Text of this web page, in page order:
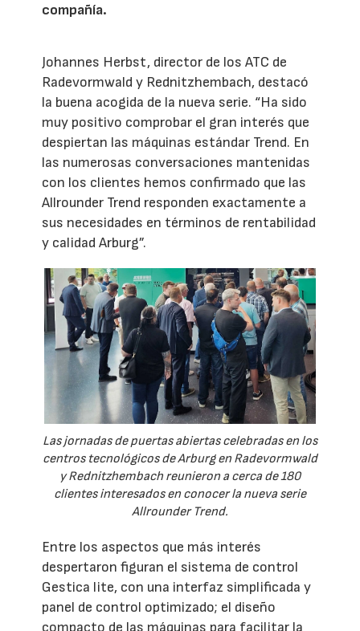
compañía.
Johannes Herbst, director de los ATC de
Radevormwald y Rednitzhembach, destacó
la buena acogida de la nueva serie. “Ha sido
muy positivo comprobar el gran interés que
despiertan las máquinas estándar Trend. En
las numerosas conversaciones mantenidas
con los clientes hemos confirmado que las
Allrounder Trend responden exactamente a
sus necesidades en términos de rentabilidad
y calidad Arburg”.
Las jornadas de puertas abiertas celebradas en los
centros tecnológicos de Arburg en Radevormwald
y Rednitzhembach reunieron a cerca de 180
clientes interesados en conocer la nueva serie
Allrounder Trend.
Entre los aspectos que más interés
despertaron figuran el sistema de control
Gestica lite, con una interfaz simplificada y
panel de control optimizado; el diseño
compacto de las máquinas para facilitar la